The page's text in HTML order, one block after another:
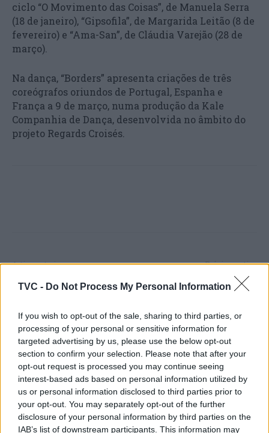
TVC - Do Not Process My Personal Information
If you wish to opt-out of the sale, sharing to third parties, or
processing of your personal or sensitive information for
targeted advertising by us, please use the below opt-out
section to confirm your selection. Please note that after your
opt-out request is processed you may continue seeing
interest-based ads based on personal information utilized by
us or personal information disclosed to third parties prior to
your opt-out. You may separately opt-out of the further
disclosure of your personal information by third parties on the
IAB’s list of downstream participants. This information may
ciclo “O Movimento das Coisas”, de Manuela Serra
(18 de janeiro), “Gipsofila”, de Margarida Leitão (8 de
fevereiro) e “Ama-San”, de Cláudia Varejão (28 de
março).
Na dança, “Borders” apresenta criações de três
coreógrafos oriundos de Portugal, Espanha e
França a 9 de março, numa produção da Kale
Companhia de Dança, desenvolvida no âmbito do
projeto Regards Croisés.
Artigo anterior
Homem de 48 anos morre
em incêndio numa
Próximo artigo
Autoridades registam
perto de 5 mil acidentes e
dezembro
ARTIGOS RELACIONADOSMAIS DO AUTOR